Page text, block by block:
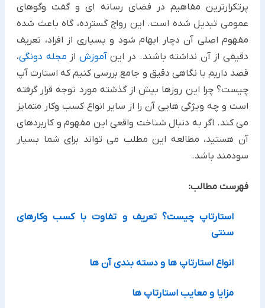
پرتکرارترین مفاهیم در فضای رسانه ای و گفت وگوهای
عمومی تبدیل شده است. این رواج گسترده، گاه باعث شده
مفهوم اصلی آن دچار ابهام شود و بسیاری از افراد، تعریف
دقیقی از آن نداشته باشند. در اینآموزش از مجله دونگی،
قصد داریم با نگاهی دقیق و جامع بررسی کنیم که استارت آپ
چیست؟ چرا این روزها بیش از گذشته مورد توجه قرار گرفته
است و چه ویژگی هایی آن را از سایر انواع کسب وکار متمایز
می کند. اگر به دنبال شناخت واقعی این مفهوم و کاربردهای
آن هستید، مطالعه این مطلب می تواند برای شما بسیار
سودمند باشد.
فهرست مطالب:
استارتاپ چیست؟ تعریف و تفاوت با کسب وکارهای
سنتی
انواع استارتاپ ها و دسته بندی آن ها
مزایا و معایب استارتاپ ها